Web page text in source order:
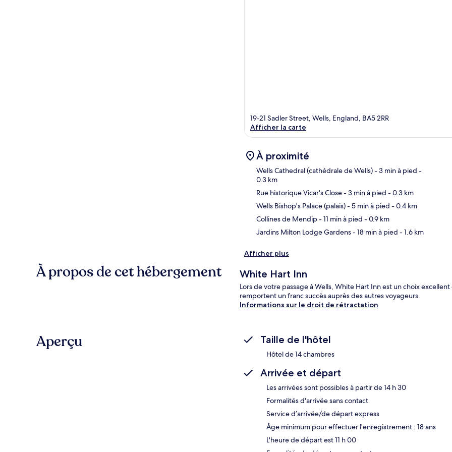
19-21 Sadler Street, Wells, England, BA5 2RR
Afficher la carte
À proximité
Wells Cathedral (cathédrale de Wells)- 3 min à pied -
0.3 km
Rue historique Vicar's Close- 3 min à pied - 0.3 km
Wells Bishop's Palace (palais)- 5 min à pied - 0.4 km
Collines de Mendip- 11 min à pied - 0.9 km
Jardins Milton Lodge Gardens- 18 min à pied - 1.6 km
Afficher plus
À propos de cet hébergement White Hart Inn
Lors de votre passage à Wells, White Hart Inn est un choix
remportent un franc succès auprès des autres voyageurs.
Informations sur le droit de rétractation
Aperçu Taille de l'hôtel
Hôtel de 14 chambres
Arrivée et départ
Les arrivées sont possibles à partir de 14 h 30
Formalités d'arrivée sans contact
Service d’arrivée/de départ express
Âge minimum pour effectuer l'enregistrement : 18 ans
L'heure de départ est 11 h 00